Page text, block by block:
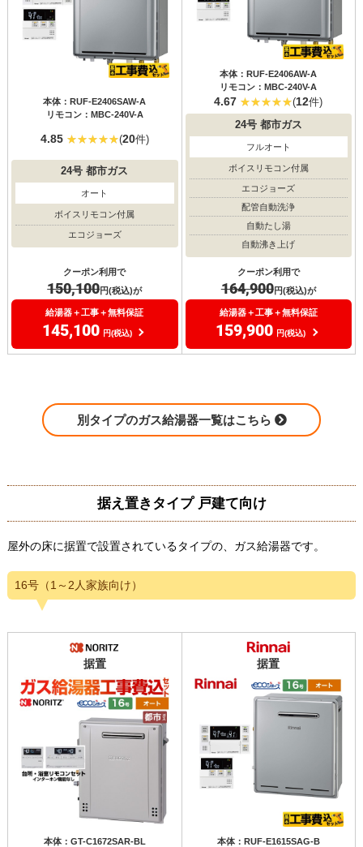
本体：RUF-E2406SAW-A
リモコン：MBC-240V-A
4.85 (20件)
24号 都市ガス
オート
ボイスリモコン付属
エコジョーズ
クーポン利用で
150,100円(税込)が
給湯器＋工事＋無料保証
145,100 円(税込)
本体：RUF-E2406AW-A
リモコン：MBC-240V-A
4.67 (12件)
24号都市ガス
フルオート
ボイスリモコン付属
エコジョーズ
配管自動洗浄
自動たし湯
自動沸き上げ
クーポン利用で
164,900円(税込)が
給湯器＋工事＋無料保証
159,900 円(税込)
別タイプのガス給湯器一覧はこちら
据え置きタイプ 戸建て向け
屋外の床に据置で設置されているタイプの、ガス給湯器です。
16号（1～2人家族向け）
据置
本体：GT-C1672SAR-BL
据置
本体：RUF-E1615SAG-B